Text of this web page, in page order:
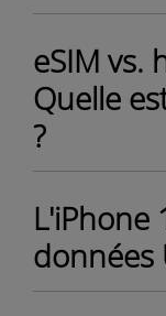
eSIM vs.
Quelle
?
L'iPhone
données